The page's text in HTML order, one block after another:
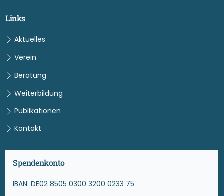
Links
Aktuelles
Verein
Beratung
Weiterbildung
Publikationen
Kontakt
Spendenkonto
IBAN: DE02 8505 0300 3200 0233 75